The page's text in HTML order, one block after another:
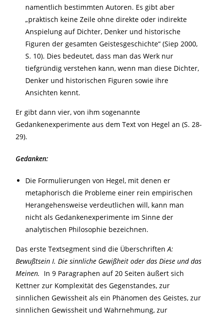
namentlich bestimmten Autoren. Es gibt aber
„praktisch keine Zeile ohne direkte oder indirekte
Anspielung auf Dichter, Denker und historische
Figuren der gesamten Geistesgeschichte“ (Siep 2000,
S. 10). Dies bedeutet, dass man das Werk nur
tiefgründig verstehen kann, wenn man diese Dichter,
Denker und historischen Figuren sowie ihre
Ansichten kennt.
Er gibt dann vier, von ihm sogenannte
Gedankenexperimente aus dem Text von Hegel an (S. 28-
29).
Gedanken:
Die Formulierungen von Hegel, mit denen er
metaphorisch die Probleme einer rein empirischen
Herangehensweise verdeutlichen will, kann man
nicht als Gedankenexperimente im Sinne der
analytischen Philosophie bezeichnen.
Das erste Textsegment sind die ÜberschriftenA:
Bewußtsein I. Die sinnliche Gewißheit oder das Diese und das
Meinen. In 9 Paragraphen auf 20 Seiten äußert sich
Kettner zur Komplexität des Gegenstandes, zur
sinnlichen Gewissheit als ein Phänomen des Geistes, zur
sinnlichen Gewissheit und Wahrnehmung, zur